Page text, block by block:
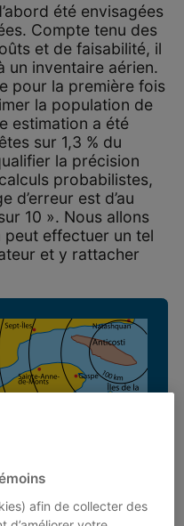
été envisagées
Compte tenu des
et de faisabilité, il
un inventaire aérien.
pour la première fois
la population de
estimation a été
sur 1,3 % du
la précision
probabilistes,
d’erreur est d’au
10 ». Nous allons
effectuer un tel
et y rattacher
afin de collecter des